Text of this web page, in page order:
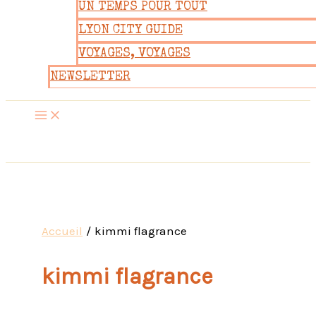
UN TEMPS POUR TOUT
LYON CITY GUIDE
VOYAGES, VOYAGES
NEWSLETTER
Accueil kimmi flagrance
kimmi flagrance